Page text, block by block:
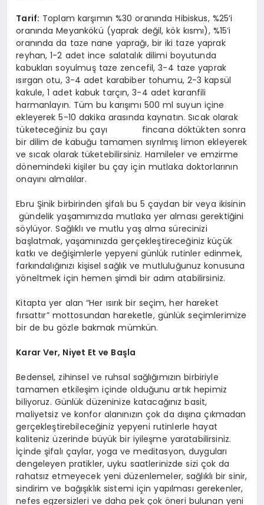
Tarif: Toplam karşımın %30 oranında Hibiskus, %25’i
oranında Meyankökü (yaprak değil, kök kısmı), %15’i
oranında da taze nane yaprağı, bir iki taze yaprak
reyhan, 1-2 adet ince salatalık dilimi boyutunda
kabukları soyulmuş taze zencefil, 3-4 taze yaprak
ısırgan otu, 3-4 adet karabiber tohumu, 2-3 kapsül
kakule, 1 adet kabuk tarçın, 3-4 adet karanfili
harmanlayın. Tüm bu karışımı 500 ml suyun içine
ekleyerek 5-10 dakika arasında kaynatın. Sıcak olarak
tüketeceğiniz bu çayı fincana döktükten sonra
bir dilim de kabuğu tamamen sıyrılmış limon ekleyerek
ve sıcak olarak tüketebilirsiniz. Hamileler ve emzirme
dönemindeki kişiler bu çay için mutlaka doktorlarının
onayını almalılar.
Ebru Şinik birbirinden şifalı bu 5 çaydan bir veya ikisinin
gündelik yaşamımızda mutlaka yer alması gerektiğini
söylüyor. Sağlıklı ve mutlu yaş alma sürecinizi
başlatmak, yaşamınızda gerçekleştireceğiniz küçük
katkı ve değişimlerle yepyeni günlük rutinler edinmek,
farkındalığınızı kişisel sağlık ve mutluluğunuz konusuna
yöneltmek için hemen şimdi bir adım atabilirsiniz.
Kitapta yer alan “Her ısırık bir seçim, her hareket
fırsattır” mottosundan hareketle, günlük seçimlerimize
bir de bu gözle bakmak mümkün.
Karar Ver, Niyet Et ve Başla
Bedensel, zihinsel ve ruhsal sağlığımızın birbiriyle
tamamen etkileşim içinde olduğunu artık hepimiz
biliyoruz. Günlük düzeninize katacağınız basit,
maliyetsiz ve konfor alanınızın çok da dışına çıkmadan
gerçekleştirebileceğiniz yepyeni rutinlerle hayat
kaliteniz üzerinde büyük bir iyileşme yaratabilirsiniz.
İçinde şifalı çaylar, yoga ve meditasyon, duyguları
dengeleyen pratikler, uyku saatlerinizde sizi çok da
rahatsız etmeyecek yeni düzenlemeler, sağlıklı bir sinir,
sindirim ve bağışıklık sistemi için yapılması gerekenler,
nefes egzersizleri ve daha pek çok öneri bulunan yeni